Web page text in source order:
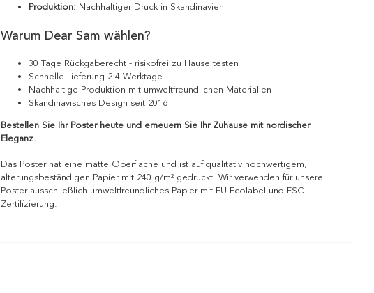
Produktion: Nachhaltiger Druck in Skandinavien
Warum Dear Sam wählen?
30 Tage Rückgaberecht - risikofrei zu Hause testen
Schnelle Lieferung 2-4 Werktage
Nachhaltige Produktion mit umweltfreundlichen Materialien
Skandinavisches Design seit 2016
Bestellen Sie Ihr Poster heute und erneuern Sie Ihr Zuhause mit nordischer
Eleganz.
Das Poster hat eine matte Oberfläche und ist auf qualitativ hochwertigem,
alterungsbeständigen Papier mit 240 g/m² gedruckt. Wir verwenden für unsere
Poster ausschließlich umweltfreundliches Papier mit EU Ecolabel und FSC-
Zertifizierung.